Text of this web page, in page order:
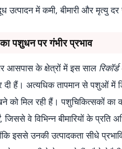
उत्पादन में कमी, बीमारी और मृत्यु
का पशुधन पर गंभीर प्रभाव
आसपास के क्षेत्रों में इस साल रिकॉर्ड
दी हैं। अत्यधिक तापमान से पशुओं में
को मिल रही हैं। पशुचिकित्सकों का
, जिससे वे विभिन्न बीमारियों के
इससे उनकी उत्पादकता सीधे